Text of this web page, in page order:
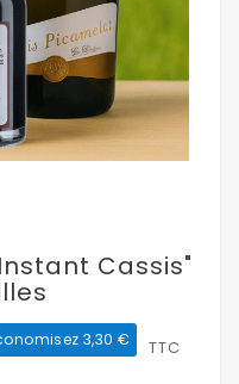
Cassis"
3,30 € TTC